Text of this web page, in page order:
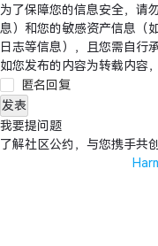
为了保障您的信息安全，请
息）和您的敏感资产信息（
日志等信息），且您需自行
如您发布的内容为转载内容
匿名回复
发表
我要提问题
了解社区公约，与您携手共